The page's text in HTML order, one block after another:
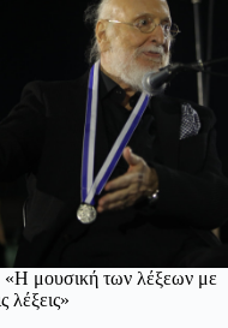
«Η μουσική των λέξεων με
λέξεις»